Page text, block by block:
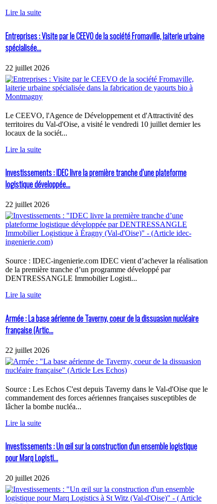
Lire la suite
Entreprises : Visite par le CEEVO de la société Fromaville, laiterie urbaine
spécialisée...
22 juillet 2026
Le CEEVO, l'Agence de Développement et d'Attractivité des
territoires du Val-d'Oise, a visité le vendredi 10 juillet dernier les
locaux de la sociét...
Lire la suite
Investissements : IDEC livre la première tranche d’une plateforme
logistique développée...
22 juillet 2026
Source : IDEC-ingenierie.com IDEC vient d’achever la réalisation
de la première tranche d’un programme développé par
DENTRESSANGLE Immobilier Logisti...
Lire la suite
Armée : La base aérienne de Taverny, coeur de la dissuasion nucléaire
française (Artic...
22 juillet 2026
Source : Les Echos C'est depuis Taverny dans le Val-d'Oise que le
commandement des forces aériennes françaises susceptibles de
lâcher la bombe nucléa...
Lire la suite
Investissements : Un œil sur la construction d'un ensemble logistique
pour Marq Logisti...
20 juillet 2026